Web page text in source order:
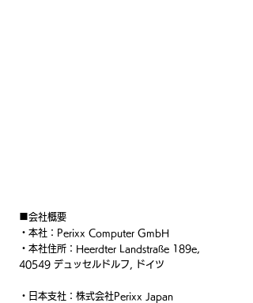
■会社概要
・本社：Perixx Computer GmbH
・本社住所：Heerdter Landstraße 189e,
40549 デュッセルドルフ, ドイツ
・日本支社：株式会社Perixx Japan